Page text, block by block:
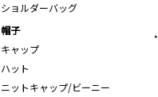
ショルダーバッグ
帽子
キャップ
ハット
ニットキャップ/ビーニー